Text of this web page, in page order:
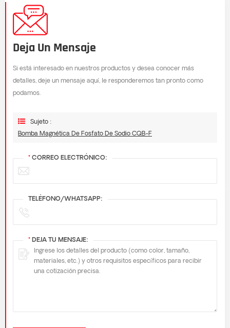
Deja Un Mensaje
Si está interesado en nuestros productos y desea conocer más
detalles, deje un mensaje aquí, le responderemos tan pronto como
podamos.
Sujeto :
Bomba Magnética De Fosfato De Sodio CQB-F
* CORREO ELECTRÓNICO:
TELÉFONO/WHATSAPP:
* DEJA TU MENSAJE: